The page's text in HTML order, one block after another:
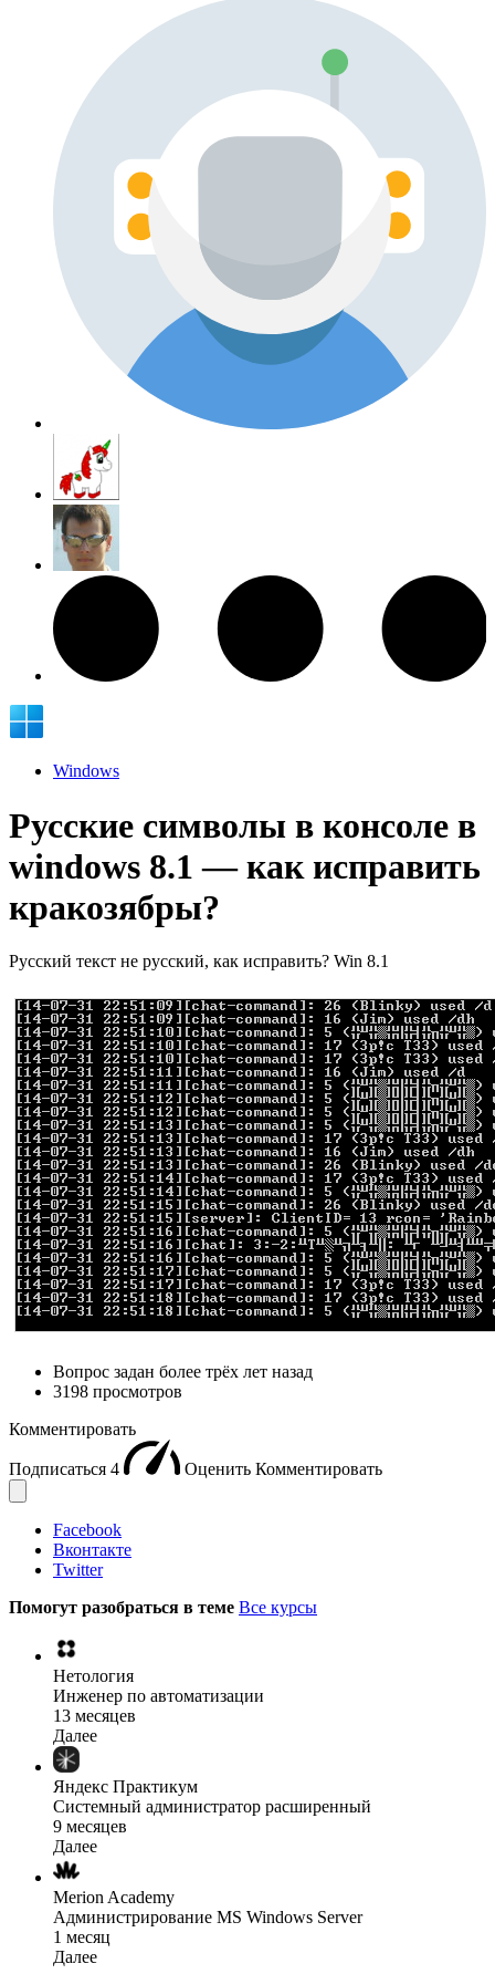
Windows
Русские символы в консоле в
windows 8.1 — как исправить
кракозябры?
Русский текст не русский, как исправить? Win 8.1
Вопрос задан более трёх лет назад
3198 просмотров
Комментировать
Подписаться 4 Оценить Комментировать
Facebook
Вконтакте
Twitter
Помогут разобраться в теме Все курсы
Нетология
Инженер по автоматизации
13 месяцев
Далее
Яндекс Практикум
Системный администратор расширенный
9 месяцев
Далее
Merion Academy
Администрирование MS Windows Server
1 месяц
Далее